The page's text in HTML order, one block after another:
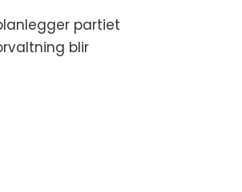
partiet
blir